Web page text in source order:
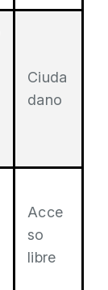
Ciuda
dano
Acce
so
libre